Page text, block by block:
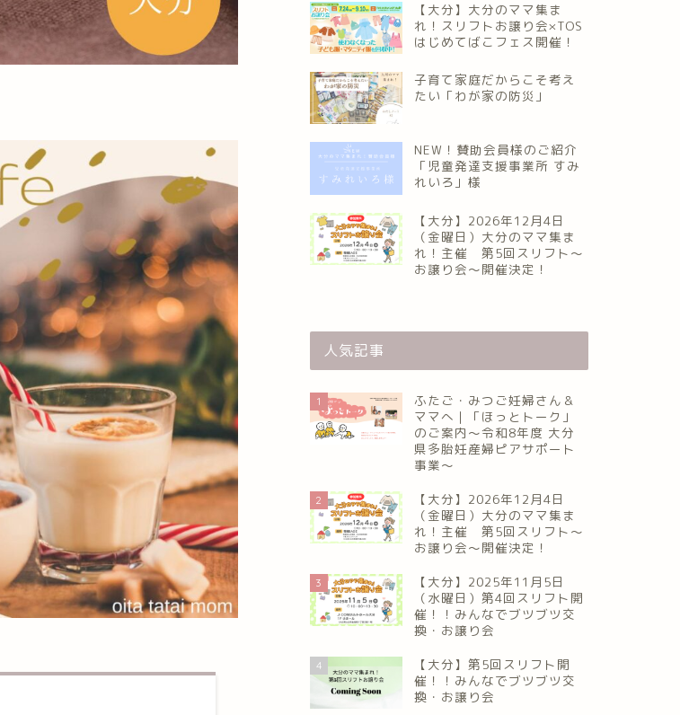
【大分】大分のママ集ま
れ！スリフトお譲り会×TOS
はじめてばこフェス開催！
子育て家庭だからこそ考え
たい「わが家の防災」
NEW！賛助会員様のご紹介
「児童発達支援事業所 すみ
れいろ」様
【大分】2026年12月4日
（金曜日）大分のママ集ま
れ！主催 第5回スリフト〜
お譲り会〜開催決定！
人気記事
1
ふたご・みつご妊婦さん＆
ママへ｜「ほっとトーク」
のご案内～令和8年度 大分
県多胎妊産婦ピアサポート
事業～
2
【大分】2026年12月4日
（金曜日）大分のママ集ま
れ！主催 第5回スリフト〜
お譲り会〜開催決定！
3
【大分】2025年11月5日
（水曜日）第4回スリフト開
催！！みんなでブツブツ交
換・お譲り会
4
【大分】第5回スリフト開
催！！みんなでブツブツ交
換・お譲り会